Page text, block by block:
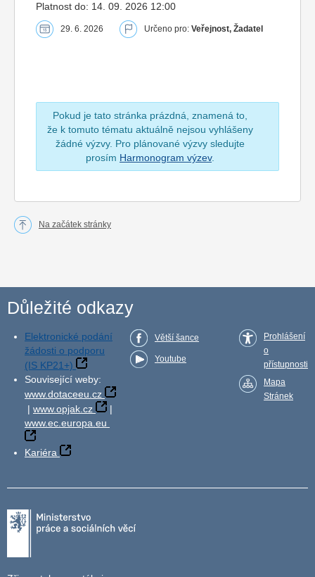
Platnost do: 14. 09. 2026 12:00
29. 6. 2026 Určeno pro: Veřejnost, Žadatel
Pokud je tato stránka prázdná, znamená to,
že k tomuto tématu aktuálně nejsou vyhlášeny
žádné výzvy. Pro plánované výzvy sledujte
prosím Harmonogram výzev.
Na začátek stránky
Důležité odkazy
Elektronické podání
žádosti o podporu
(IS KP21+)
Související weby:
www.dotaceeu.cz
| www.opjak.cz
|
www.ec.europa.eu
Kariéra
Větší šance
Youtube
Prohlášení
o
přístupnosti
Mapa
Stránek